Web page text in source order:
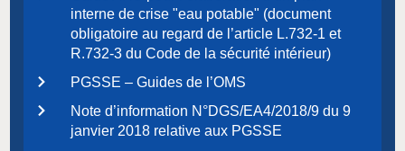
interne de crise "eau potable" (document
obligatoire au regard de l’article L.732-1 et
R.732-3 du Code de la sécurité intérieur)
PGSSE – Guides de l’OMS
Note d’information N°DGS/EA4/2018/9 du 9
janvier 2018 relative aux PGSSE